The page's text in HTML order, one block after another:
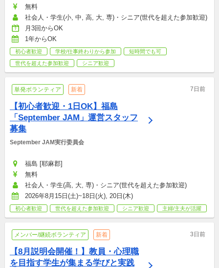
無料
社会人・学生(小, 中, 高, 大, 専)・シニア(世代を超えた参加歓迎)
月3回からOK
1年からOK
初心者歓迎 学校/仕事終わりから参加
短時間でも可
世代を超えた参加歓迎
シニア歓迎
単発ボランティア 新着 7日前
【初心者歓迎・1日OK】福島
「September JAM」運営スタッフ
募集
September JAM実行委員会
福島 [耶麻郡]
無料
社会人・学生(高, 大, 専)・シニア(世代を超えた参加歓迎)
2026年8月15日(土)~18日(火), 20日(木)
初心者歓迎 世代を超えた参加歓迎 シニア歓迎 主婦/主夫が活躍
メンバー/継続ボランティア 新着 3日前
【8月説明会開催！】教員・心理職
を目指す学生が集まる学びと実践